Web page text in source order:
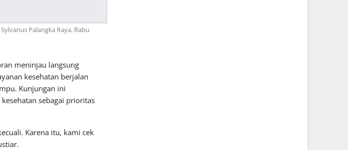
Palangka Raya, Rabu.
meninjau langsung
kesehatan berjalan
Kunjungan ini
sebagai prioritas
Karena itu, kami cek